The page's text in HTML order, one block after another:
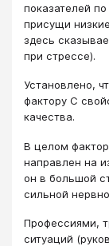
показателей
присущи
здесь
при стрессе).
Установлено,
фактору С
качества.
В целом
направлен на
он в большой
сильной
Профессиями,
ситуаций